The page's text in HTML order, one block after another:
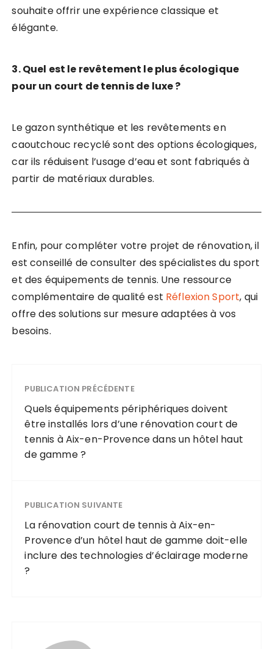
souhaite offrir une expérience classique et
élégante.
3. Quel est le revêtement le plus écologique
pour un court de tennis de luxe ?
Le gazon synthétique et les revêtements en
caoutchouc recyclé sont des options écologiques,
car ils réduisent l’usage d’eau et sont fabriqués à
partir de matériaux durables.
Enfin, pour compléter votre projet de rénovation, il
est conseillé de consulter des spécialistes du sport
et des équipements de tennis. Une ressource
complémentaire de qualité est Réflexion Sport, qui
offre des solutions sur mesure adaptées à vos
besoins.
PUBLICATION PRÉCÉDENTE
Quels équipements périphériques doivent
être installés lors d’une rénovation court de
tennis à Aix-en-Provence dans un hôtel haut
de gamme ?
PUBLICATION SUIVANTE
La rénovation court de tennis à Aix-en-
Provence d’un hôtel haut de gamme doit-elle
inclure des technologies d’éclairage moderne
?